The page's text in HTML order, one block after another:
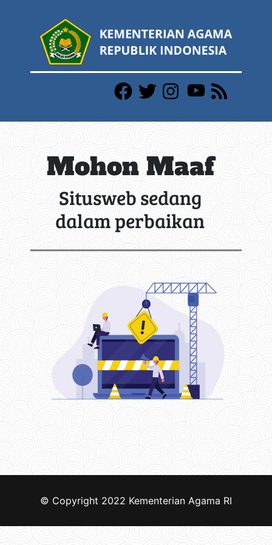
Mohon Maaf
Situsweb sedang
dalam perbaikan
© Copyright 2022 Kementerian Agama RI